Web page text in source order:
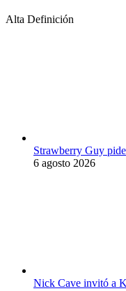
Alta Definición
Strawberry Guy
6 agosto 2026
Nick Cave invitó a